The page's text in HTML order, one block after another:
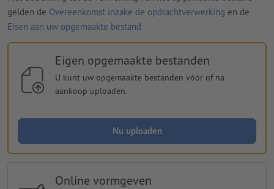
gelden de Overeenkomst inzake de opdrachtverwerking en de
Eisen aan uw opgemaakte bestand
Eigen opgemaakte bestanden
U kunt uw opgemaakte bestanden vóór of na
aankoop uploaden.
Nu uploaden
Online vormgeven